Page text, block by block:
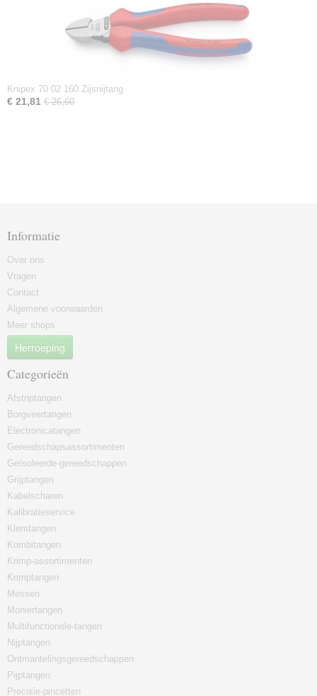
Knipex 70 02 160 Zijsnijtang
€ 21,81 € 26,60
Informatie
Over ons
Vragen
Contact
Algemene voorwaarden
Meer shops
Herroeping
Categorieën
Afstriptangen
Borgveertangen
Electronicatangen
Gereedschapsassortimenten
Geïsoleerde-gereedschappen
Grijptangen
Kabelscharen
Kalibratieservice
Klemtangen
Kombitangen
Krimp-assortimenten
Krimptangen
Messen
Moniertangen
Multifunctionele-tangen
Nijptangen
Ontmantelingsgereedschappen
Pijptangen
Precisie-pincetten